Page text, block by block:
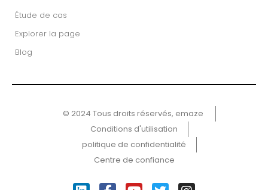
Étude de cas
Explorer la page
Blog
© 2024 Tous droits réservés, emaze ​
Conditions d'utilisation
politique de confidentialité
Centre de confiance